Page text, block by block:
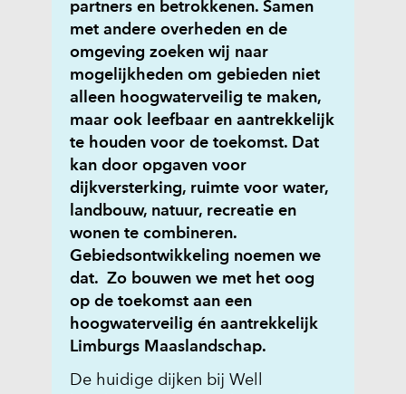
partners en betrokkenen. Samen
met andere overheden en de
omgeving zoeken wij naar
mogelijkheden om gebieden niet
alleen hoogwaterveilig te maken,
maar ook leefbaar en aantrekkelijk
te houden voor de toekomst. Dat
kan door opgaven voor
dijkversterking, ruimte voor water,
landbouw, natuur, recreatie en
wonen te combineren.
Gebiedsontwikkeling noemen we
dat. Zo bouwen we met het oog
op de toekomst aan een
hoogwaterveilig én aantrekkelijk
Limburgs Maaslandschap.
De huidige dijken bij Well